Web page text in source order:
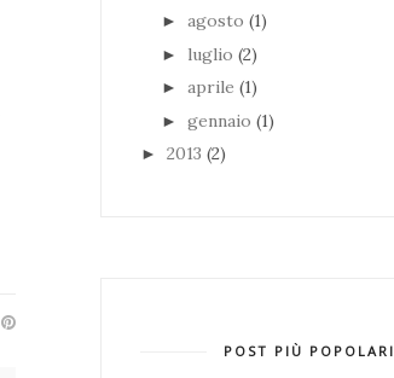
► agosto (1)
► luglio (2)
► aprile (1)
► gennaio (1)
► 2013 (2)
POST PIÙ POPOLARI